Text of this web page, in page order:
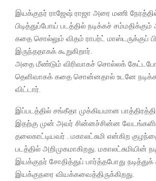
இயக்குநர் ராஜேஷ் ராஜா அரை மணி
பிடித்துப்போய் படத்தில் நடிக்கச்
கதை சொல்லும் விதம் ராபர்ட் மாஸ்டருக்குப்
இருந்ததாகக் கூறுகிறார்.
அதை மீண்டும் விரிவாகச் சொல்லக்
தெளிவாகக் கதை சொன்னதால் உடனே நடிக்க
விட்டார்.
இப்படத்தில் சங்கீதா முக்கியமான
இதற்கு முன் அவர் சின்னச்சின்ன
தலைகாட்டியவர் . மகாலட்சுமி என்கிற
படத்தில் அறிமுகமாகிறது. மகாலட்சுமியின்
இயக்குநர் சோதித்துப் பார்த்தபோது நடித்துக்
இயக்குநரை வியக்கவைத்திருக்கிறது.